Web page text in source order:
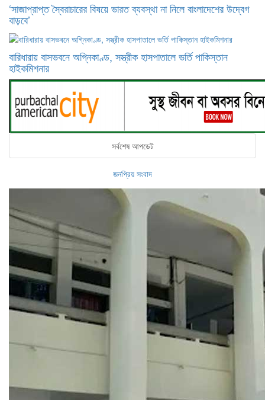
‘সাজাপ্রাপ্ত স্বৈরাচারের বিষয়ে ভারত ব্যবস্থা না নিলে বাংলাদেশের উদ্বেগ
বাড়বে’
বারিধারায় বাসভবনে অগ্নিকাণ্ড, সস্ত্রীক হাসপাতালে ভর্তি পাকিস্তান
হাইকমিশনার
সর্বশেষ আপডেট
জনপ্রিয় সংবাদ